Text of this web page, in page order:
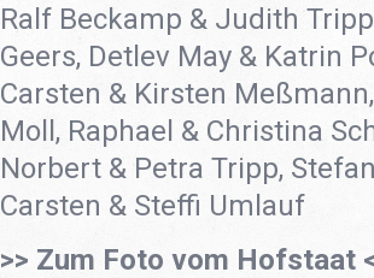
Ralf Beckamp & Judith
Geers, Detlev May & Katrin
Carsten & Kirsten
Moll, Raphael & Christina
Norbert & Petra Tripp,
Carsten & Steffi Umlauf
>> Zum Foto vom Hofstaat